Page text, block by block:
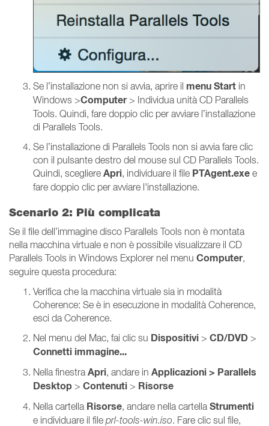
Se l’installazione non si avvia, aprire il menu Start in
Windows >Computer> Individua unità CD Parallels
Tools. Quindi, fare doppio clic per avviare l’installazione
di Parallels Tools.
Se l’installazione di Parallels Tools non si avvia fare clic
con il pulsante destro del mouse sul CD Parallels Tools.
Quindi, scegliere Apri, individuare il file PTAgent.exe e
fare doppio clic per avviare l'installazione.
Scenario 2: Più complicata
Se il file dell’immagine disco Parallels Tools non è montata
nella macchina virtuale e non è possibile visualizzare il CD
Parallels Tools in Windows Explorer nel menu Computer,
seguire questa procedura:
Verifica che la macchina virtuale sia in modalità
Coherence: Se è in esecuzione in modalità Coherence,
esci da Coherence.
Nel menu del Mac, fai clic su Dispositivi > CD/DVD >
Connetti immagine...
Nella finestra Apri, andare in Applicazioni > Parallels
Desktop > Contenuti > Risorse
Nella cartella Risorse, andare nella cartella Strumenti
e individuare il file prl-tools-win.iso. Fare clic sul file,